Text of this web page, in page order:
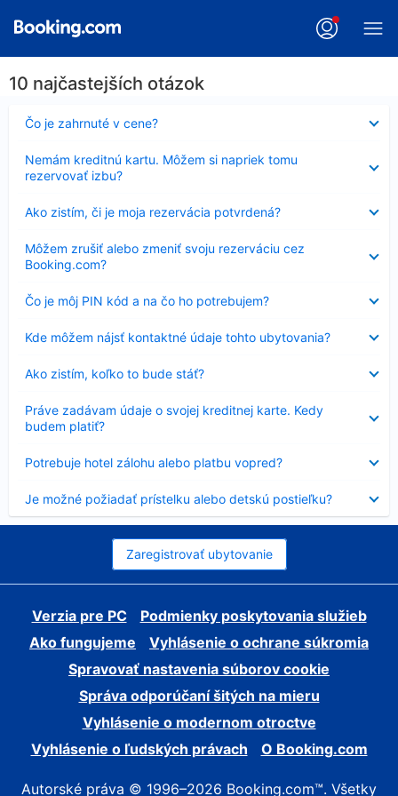
10 najčastejších otázok
Čo je zahrnuté v cene?
Nezobrazuje
sa
Nemám kreditnú kartu. Môžem si napriek tomu
rezervovať izbu?
sa
Ako zistím, či je moja rezervácia potvrdená?
sa
Môžem zrušiť alebo zmeniť svoju rezerváciu cez
Booking.com?
sa
Čo je môj PIN kód a na čo ho potrebujem?
Nezobrazuje
sa
Kde môžem nájsť kontaktné údaje tohto ubytovania?
sa
Ako zistím, koľko to bude stáť?
sa
Práve zadávam údaje o svojej kreditnej karte. Kedy
budem platiť?
sa
Potrebuje hotel zálohu alebo platbu vopred?
sa
Je možné požiadať prístelku alebo detskú postieľku?
sa
Zaregistrovať ubytovanie
Verzia pre PC
Podmienky poskytovania služieb
Ako fungujeme
Vyhlásenie o ochrane súkromia
Spravovať nastavenia súborov cookie
Správa odporúčaní šitých na mieru
Vyhlásenie o modernom otroctve
Vyhlásenie o ľudských právach
O Booking.com
Autorské práva © 1996–2026 Booking.com™. Všetky